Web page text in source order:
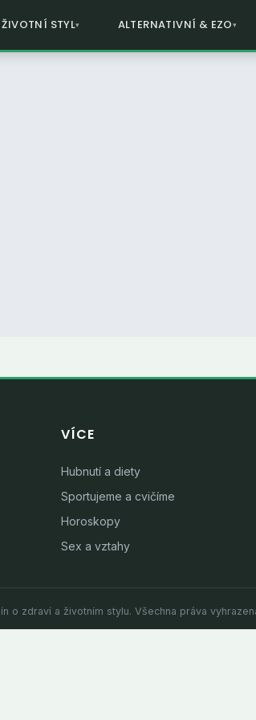
ŽIVOTNÍ STYL ALTERNATIVNÍ & EZO
VÍCE
Hubnutí a diety
Sportujeme a cvičíme
Horoskopy
Sex a vztahy
o zdraví a životním stylu. Všechna práva